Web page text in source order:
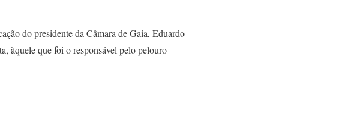
do presidente da Câmara de Gaia, Eduardo
àquele que foi o responsável pelo pelouro